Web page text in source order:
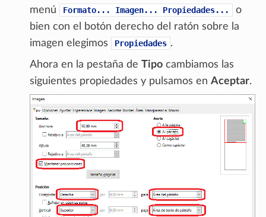
menú
Formato... Imagen... Propiedades...
o
bien con el botón derecho del ratón sobre la
imagen elegimos
Propiedades .
Ahora en la pestaña de Tipo cambiamos las
siguientes propiedades y pulsamos en Aceptar.